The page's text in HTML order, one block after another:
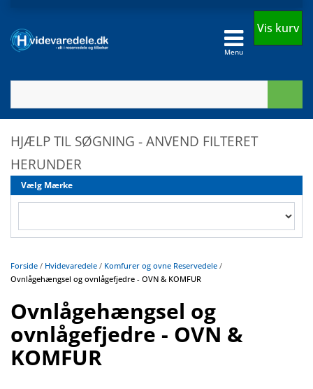
Menu
Vis kurv
HJÆLP TIL SØGNING - ANVEND FILTERET
HERUNDER
Vælg Mærke
Forside / Hvidevaredele / Komfurer og ovne Reservedele /
Ovnlågehængsel og ovnlågefjedre - OVN & KOMFUR
Ovnlågehængsel og
ovnlågefjedre - OVN &
KOMFUR